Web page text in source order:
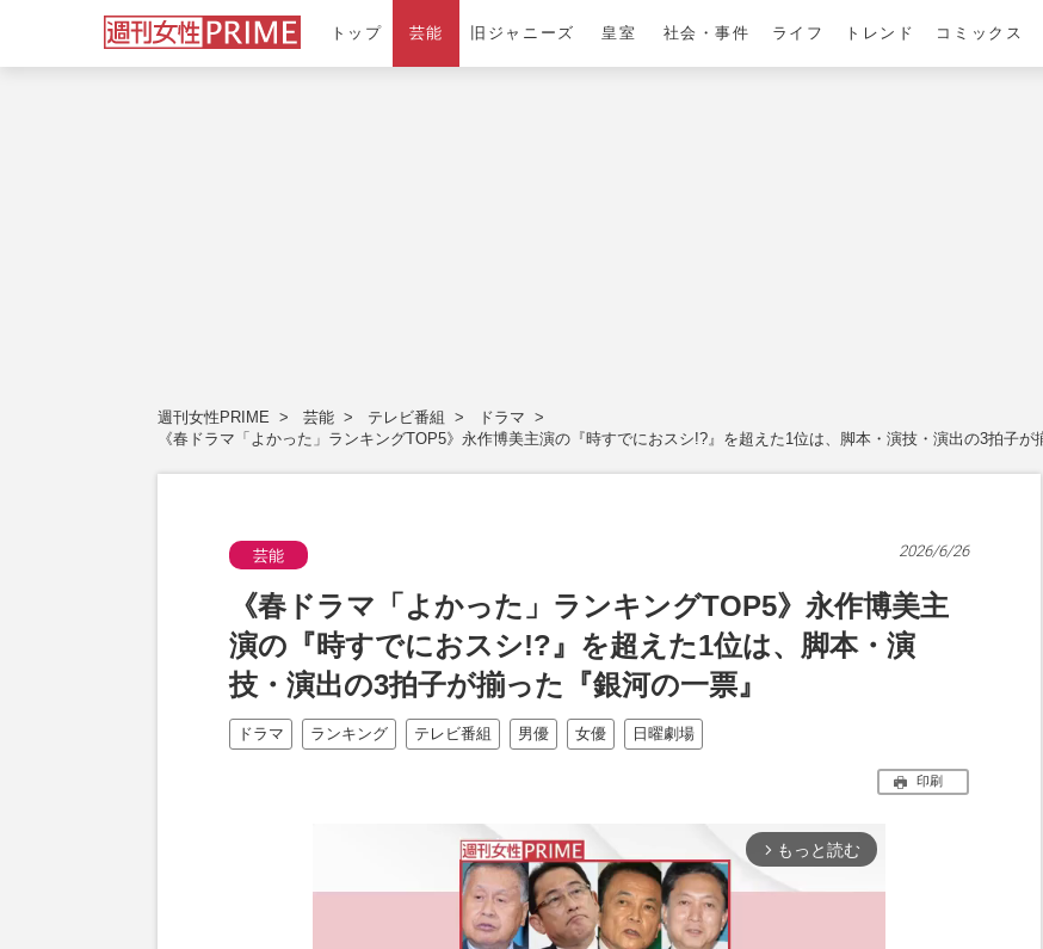
トップ 芸能 旧ジャニーズ 皇室 社会・事件 ライフ トレンド コミックス
週刊女性PRIME 芸能 テレビ番組
ドラマ
《春ドラマ「よかった」ランキングTOP5》永作博美主演の『時すでにおスシ!?』を超えた1位は、脚本・演技・演出の3拍子が
芸能 2026/6/26
《春ドラマ「よかった」ランキングTOP5》永作博美主
演の『時すでにおスシ!?』を超えた1位は、脚本・演
技・演出の3拍子が揃った『銀河の一票』
ドラマ ランキング テレビ番組 男優 女優 日曜劇場
印刷
arrow_forward_ios もっと読む